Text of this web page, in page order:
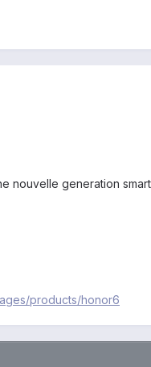
nouvelle generation
products/honor6